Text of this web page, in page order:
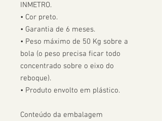
INMETRO.
• Cor preto.
• Garantia de 6 meses.
• Peso máximo de 50 Kg sobre a
bola (o peso precisa ficar todo
concentrado sobre o eixo do
reboque).
• Produto envolto em plástico.
Conteúdo da embalagem